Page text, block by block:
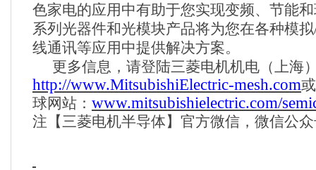
色家电的应用中有助于您实现变频、节能
系列光器件和光模块产品将为您在各种模拟
线通讯等应用中提供解决方案。
更多信息，请登陆三菱电机机电（上海
http://www.MitsubishiElectric-mesh.com
球网站： www.mitsubishielectric.com/
注【三菱电机半导体】官方微信，微信公